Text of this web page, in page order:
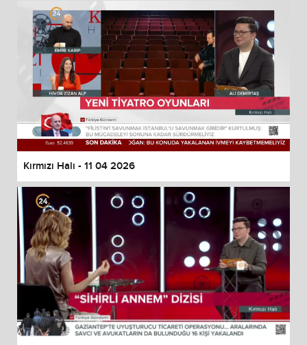
Kırmızı Halı - 11 04 2026